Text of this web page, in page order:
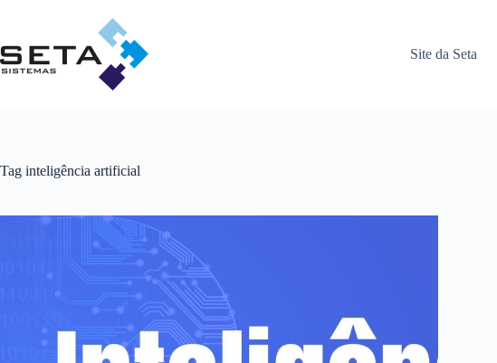
conteúdo
Site da Seta
Tag inteligência artificial